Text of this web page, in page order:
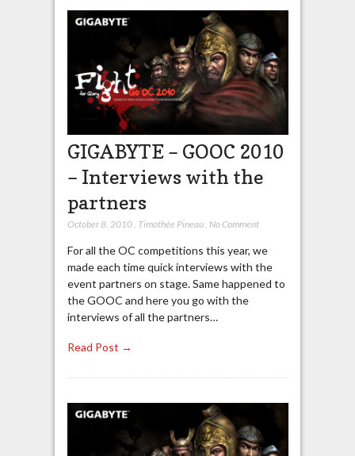
GIGABYTE – GOOC 2010
– Interviews with the
partners
October 8, 2010, Timothée Pineau, No Comment
For all the OC competitions this year, we
made each time quick interviews with the
event partners on stage. Same happened to
the GOOC and here you go with the
interviews of all the partners…
Read Post →